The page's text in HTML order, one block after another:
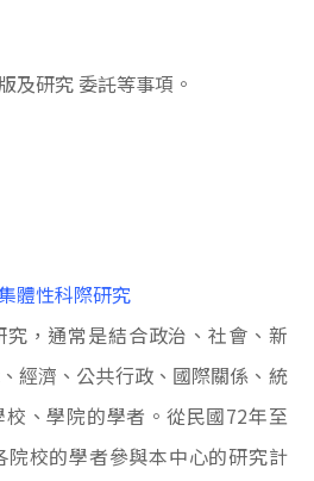
及研究 委託等事項。
體性科際研究
，通常是結合政治、社會、新
經濟、公共行政、國際關係、統
、學院的學者。從民國72年至
校的學者參與本中心的研究計